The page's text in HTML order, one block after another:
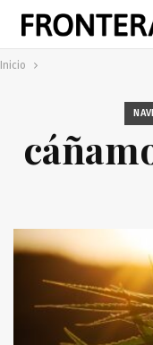
Inicio